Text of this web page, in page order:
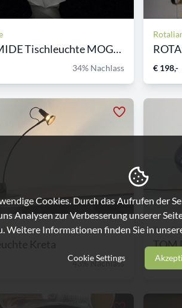
ARTEMIDE Tischleuchte MOGUR...
34% Nachlass € 198,-
Luce
Kreta
43% Nachlass
Tom
€ 398,-
Cookies. Durch das Aufrufen der
Analysen zur Verbesserung unserer
Weitere Informationen finden Sie in
Cookie Settings